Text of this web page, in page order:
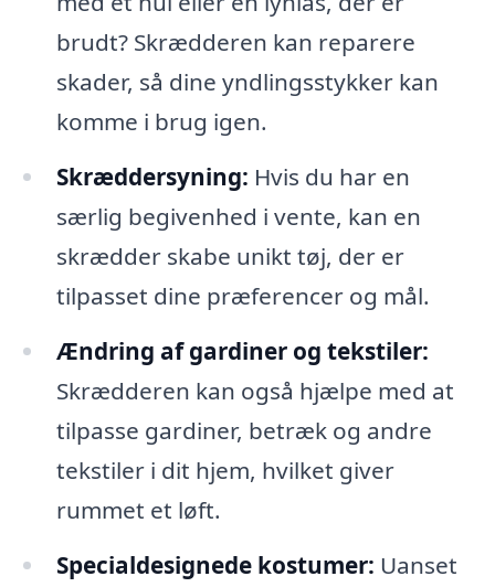
brudt? Skrædderen kan reparere
skader, så dine yndlingsstykker kan
komme i brug igen.
Skræddersyning: Hvis du har en
særlig begivenhed i vente, kan en
skrædder skabe unikt tøj, der er
tilpasset dine præferencer og mål.
Ændring af gardiner og tekstiler:
Skrædderen kan også hjælpe med at
tilpasse gardiner, betræk og andre
tekstiler i dit hjem, hvilket giver
rummet et løft.
Specialdesignede kostumer: Uanset